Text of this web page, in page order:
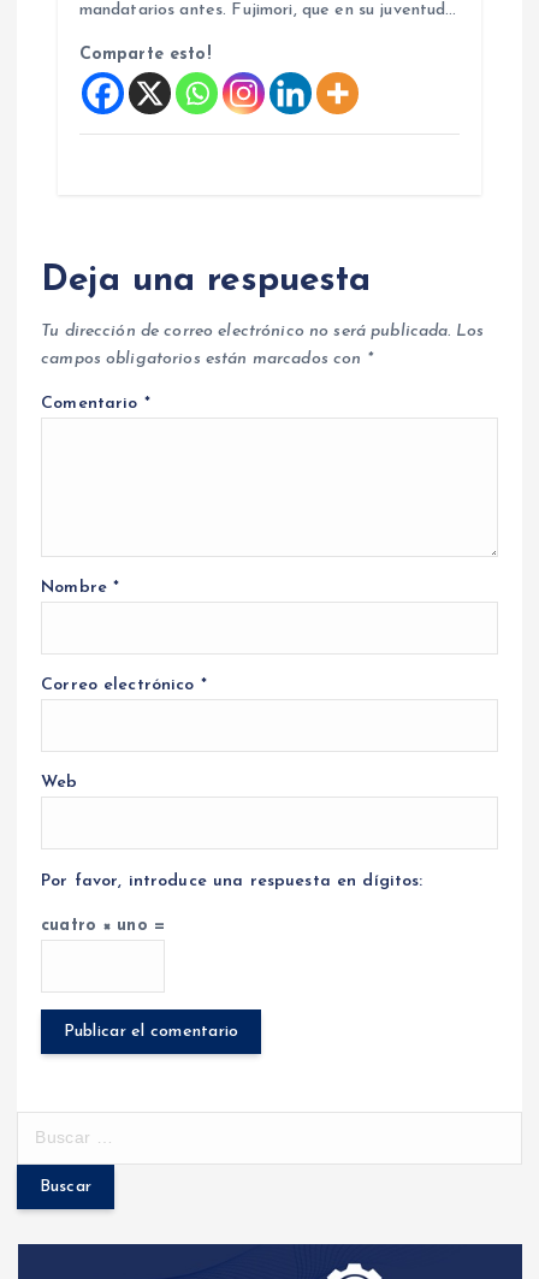
mandatarios antes. Fujimori, que en su juventud…
Comparte esto!
Deja una respuesta
Tu dirección de correo electrónico no será publicada. Los
campos obligatorios están marcados con *
Comentario *
Nombre*
Correo electrónico *
Web
Por favor, introduce una respuesta en dígitos:
cuatro × uno =
c